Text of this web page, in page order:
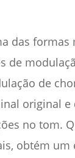
das formas
de
de
original
no tom.
obtém um